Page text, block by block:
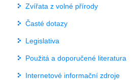
Zvířata z volné přírody
Časté dotazy
Legislativa
Použitá a doporučené literatura
Internetové informační zdroje